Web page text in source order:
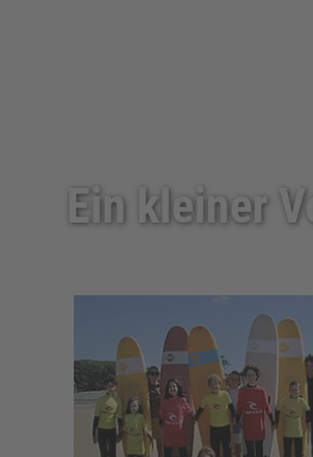
Ein kleiner